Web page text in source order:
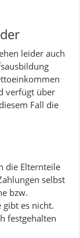
leider auch
verfügt über
Fall die
die Elternteile
selbst
bzw.
gibt es nicht.
festgehalten